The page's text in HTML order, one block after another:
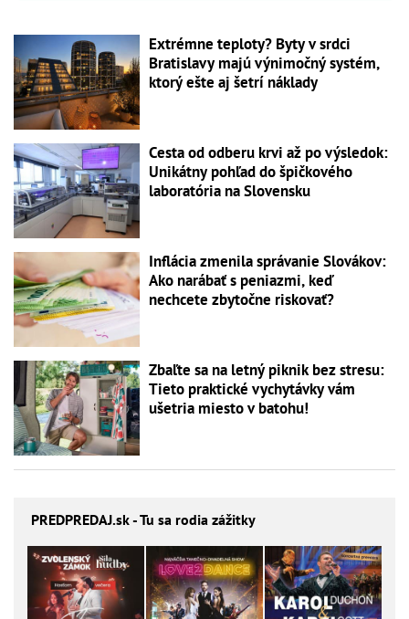
Extrémne teploty? Byty v srdci
Bratislavy majú výnimočný systém,
ktorý ešte aj šetrí náklady
Cesta od odberu krvi až po výsledok:
Unikátny pohľad do špičkového
laboratória na Slovensku
Inflácia zmenila správanie Slovákov:
Ako narábať s peniazmi, keď
nechcete zbytočne riskovať?
Zbaľte sa na letný piknik bez stresu:
Tieto praktické vychytávky vám
ušetria miesto v batohu!
PREDPREDAJ.sk - Tu sa rodia zážitky